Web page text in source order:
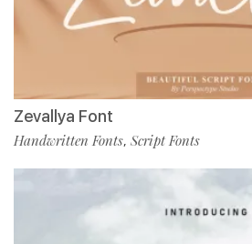
Zevallya Font
Handwritten Fonts, Script Fonts